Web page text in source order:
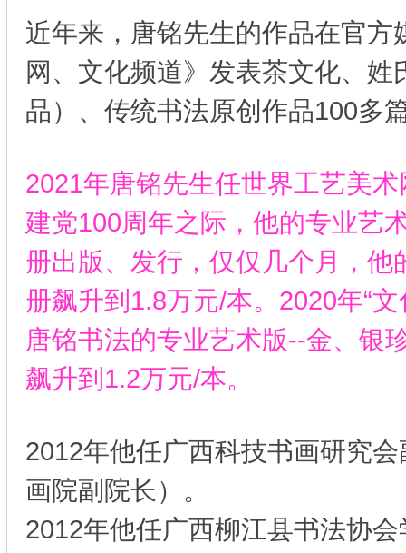
近年来，唐铭先生的作品在官方
网、文化频道》发表茶文化、姓
品）、传统书法原创作品100多
2021年唐铭先生任世界工艺美
建党100周年之际，他的专业艺
册出版、发行，仅仅几个月，他
册飙升到1.8万元/本。2020年“
唐铭书法的专业艺术版--金、银
飙升到1.2万元/本。
2012年他任广西科技书画研究
画院副院长）。
2012年他任广西柳江县书法协